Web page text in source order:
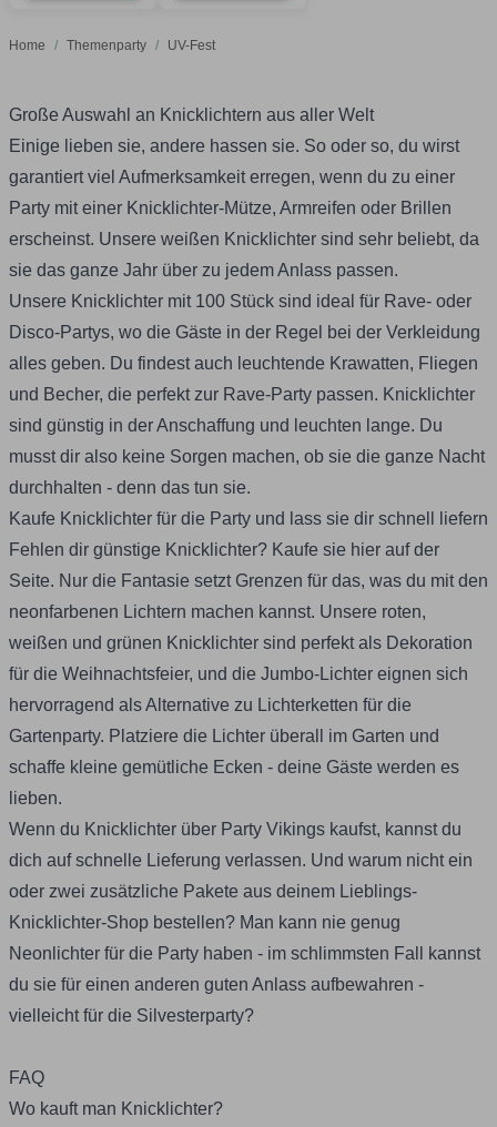
Home / Themenparty / UV-Fest
Große Auswahl an Knicklichtern aus aller Welt
Einige lieben sie, andere hassen sie. So oder so, du wirst
garantiert viel Aufmerksamkeit erregen, wenn du zu einer
Party mit einer Knicklichter-Mütze, Armreifen oder Brillen
erscheinst. Unsere weißen Knicklichter sind sehr beliebt, da
sie das ganze Jahr über zu jedem Anlass passen.
Unsere Knicklichter mit 100 Stück sind ideal für Rave- oder
Disco-Partys, wo die Gäste in der Regel bei der Verkleidung
alles geben. Du findest auch leuchtende Krawatten, Fliegen
und Becher, die perfekt zur Rave-Party passen. Knicklichter
sind günstig in der Anschaffung und leuchten lange. Du
musst dir also keine Sorgen machen, ob sie die ganze Nacht
durchhalten - denn das tun sie.
Kaufe Knicklichter für die Party und lass sie dir schnell liefern
Fehlen dir günstige Knicklichter? Kaufe sie hier auf der
Seite. Nur die Fantasie setzt Grenzen für das, was du mit den
neonfarbenen Lichtern machen kannst. Unsere roten,
weißen und grünen Knicklichter sind perfekt als Dekoration
für die Weihnachtsfeier, und die Jumbo-Lichter eignen sich
hervorragend als Alternative zu Lichterketten für die
Gartenparty. Platziere die Lichter überall im Garten und
schaffe kleine gemütliche Ecken - deine Gäste werden es
lieben.
Wenn du Knicklichter über Party Vikings kaufst, kannst du
dich auf schnelle Lieferung verlassen. Und warum nicht ein
oder zwei zusätzliche Pakete aus deinem Lieblings-
Knicklichter-Shop bestellen? Man kann nie genug
Neonlichter für die Party haben - im schlimmsten Fall kannst
du sie für einen anderen guten Anlass aufbewahren -
vielleicht für die Silvesterparty?
FAQ
Wo kauft man Knicklichter?